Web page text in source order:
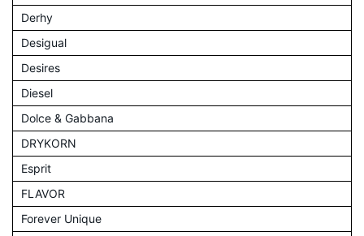
Derhy
Desigual
Desires
Diesel
Dolce & Gabbana
DRYKORN
Esprit
FLAVOR
Forever Unique